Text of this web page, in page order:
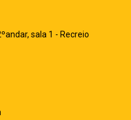
sala 1 - Recreio